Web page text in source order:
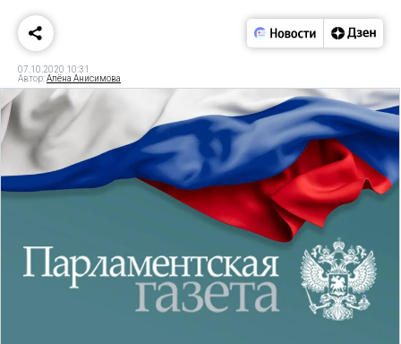
07.10.2020 10:31
Автор:Алёна Анисимова